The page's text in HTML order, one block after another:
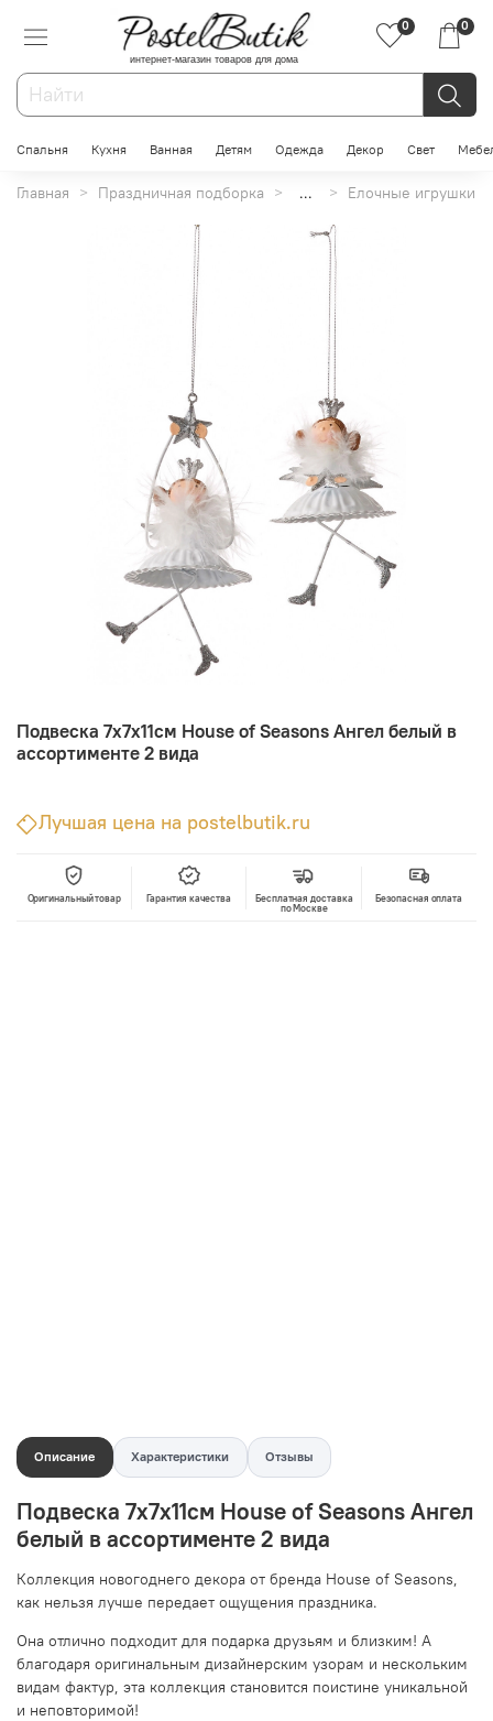
интернет-магазин товаров для дома
0 0
Спальня Кухня Ванная Детям Одежда Декор Свет
Главная Праздничная подборка ... Елочные игрушки
Подвеска 7х7х11см House of Seasons Ангел белый в
ассортименте 2 вида
Лучшая цена на postelbutik.ru
Оригинальный товар Гарантия качества
Бесплатная доставка
по Москве
Безопасная оплата
Описание Характеристики Отзывы
Подвеска 7х7х11см House of Seasons Ангел
белый в ассортименте 2 вида
Коллекция новогоднего декора от бренда House of Seasons,
как нельзя лучше передает ощущения праздника.
Она отлично подходит для подарка друзьям и близким! А
благодаря оригинальным дизайнерским узорам и нескольким
видам фактур, эта коллекция становится поистине уникальной
и неповторимой!